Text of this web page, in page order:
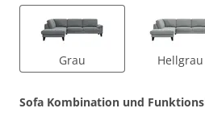
Grau Hellgrau
Sofa Kombination und